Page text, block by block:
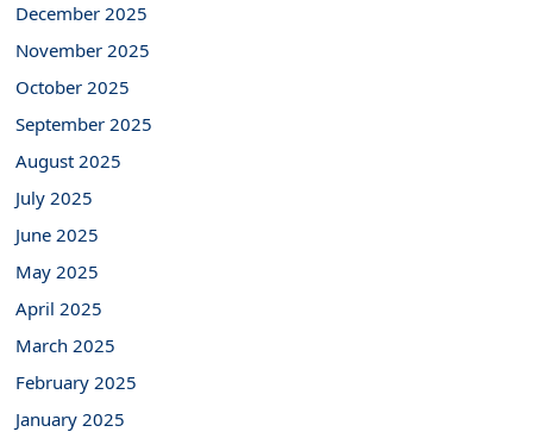
December 2025
November 2025
October 2025
September 2025
August 2025
July 2025
June 2025
May 2025
April 2025
March 2025
February 2025
January 2025